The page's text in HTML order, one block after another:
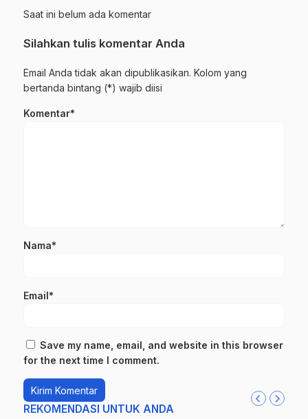
Saat ini belum ada komentar
Silahkan tulis komentar Anda
Email Anda tidak akan dipublikasikan. Kolom yang
bertanda bintang (*) wajib diisi
Komentar*
Nama*
Email*
Save my name, email, and website in this browser
for the next time I comment.
REKOMENDASI UNTUK ANDA